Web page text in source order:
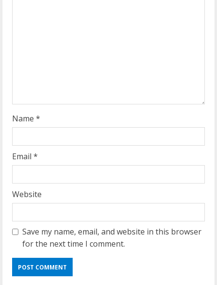
g
Name *
Email *
Website
Save my name, email, and website in this browser
for the next time I comment.